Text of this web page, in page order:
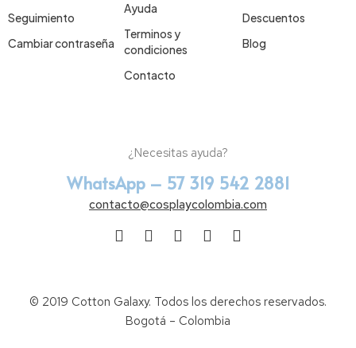
Seguimiento
Cambiar contraseña
Ayuda
Terminos y
condiciones
Contacto
Descuentos
Blog
¿Necesitas ayuda?
WhatsApp – 57 319 542 2881
contacto@cosplaycolombia.com
© 2019 Cotton Galaxy. Todos los derechos reservados.
Bogotá – Colombia